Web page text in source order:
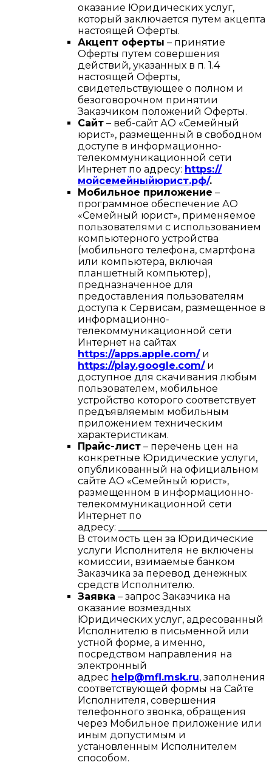
оказание Юридических услуг,
который заключается путем акцепта
настоящей Оферты.
Акцепт оферты – принятие
Оферты путем совершения
действий, указанных в п. 1.4
настоящей Оферты,
свидетельствующее о полном и
безоговорочном принятии
Заказчиком положений Оферты.
Сайт – веб-сайт АО «Семейный
юрист», размещенный в свободном
доступе в информационно-
телекоммуникационной сети
Интернет по адресу: https://
мойсемейныйюрист.рф/.
Мобильное приложение –
программное обеспечение АО
«Семейный юрист», применяемое
пользователями с использованием
компьютерного устройства
(мобильного телефона, смартфона
или компьютера, включая
планшетный компьютер),
предназначенное для
предоставления пользователям
доступа к Сервисам, размещенное в
информационно-
телекоммуникационной сети
Интернет на сайтах
https://apps.apple.com/и
https://play.google.com/и
доступное для скачивания любым
пользователем, мобильное
устройство которого соответствует
предъявляемым мобильным
приложением техническим
характеристикам.
Прайс-лист – перечень цен на
конкретные Юридические услуги,
опубликованный на официальном
сайте АО «Семейный юрист»,
размещенном в информационно-
телекоммуникационной сети
Интернет по
адресу:
В стоимость цен за Юридические
услуги Исполнителя не включены
комиссии, взимаемые банком
Заказчика за перевод денежных
средств Исполнителю.
Заявка – запрос Заказчика на
оказание возмездных
Юридических услуг, адресованный
Исполнителю в письменной или
устной форме, а именно,
посредством направления на
электронный
адрес help@mfl.msk.ru, заполнения
соответствующей формы на Сайте
Исполнителя, совершения
телефонного звонка, обращения
через Мобильное приложение или
иным допустимым и
установленным Исполнителем
способом.